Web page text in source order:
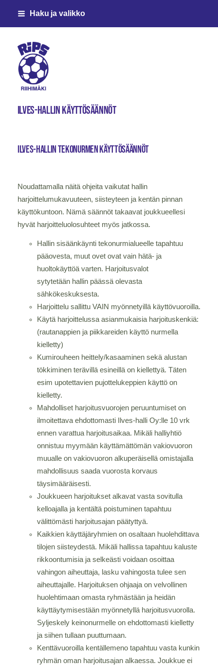
Siirry
Haku ja valikko
Riihimäen Palloseura ry
ILVES-HALLIN käyttösäännöt
ILVES-HALLIN tekonurmen käyttösäännöt
Noudattamalla näitä ohjeita vaikutat hallin
harjoittelumukavuuteen, siisteyteen ja kentän pinnan
käyttökuntoon. Nämä säännöt takaavat joukkueellesi
hyvät harjoitteluolosuhteet myös jatkossa.
Hallin sisäänkäynti tekonurmialueelle tapahtuu
pääovesta, muut ovet ovat vain hätä- ja
huoltokäyttöä varten. Harjoitusvalot
sytytetään hallin päässä olevasta
sähkökeskuksesta.
Harjoittelu sallittu VAIN myönnetyillä käyttövuoroilla.
Käytä harjoittelussa asianmukaisia harjoituskenkiä:
(rautanappien ja piikkareiden käyttö nurmella
kielletty)
Kumirouheen heittely/kasaaminen sekä alustan
tökkiminen terävillä esineillä on kiellettyä. Täten
esim upotettavien pujottelukeppien käyttö on
kielletty.
Mahdolliset harjoitusvuorojen peruuntumiset on
ilmoitettava ehdottomasti Ilves-halli Oy:lle 10 vrk
ennen varattua harjoitusaikaa. Mikäli halliyhtiö
onnistuu myymään käyttämättömän vakiovuoron
muualle on vakiovuoron alkuperäisellä omistajalla
mahdollisuus saada vuorosta korvaus
täysimääräisesti.
Joukkueen harjoitukset alkavat vasta sovitulla
kelloajalla ja kentältä poistuminen tapahtuu
välittömästi harjoitusajan päätyttyä.
Kaikkien käyttäjäryhmien on osaltaan huolehdittava
tilojen siisteydestä. Mikäli hallissa tapahtuu kaluste
rikkoontumisia ja selkeästi voidaan osoittaa
vahingon aiheuttaja, lasku vahingosta tulee sen
aiheuttajalle. Harjoituksen ohjaaja on velvollinen
huolehtimaan omasta ryhmästään ja heidän
käyttäytymisestään myönnetyllä harjoitusvuorolla.
Syljeskely keinonurmelle on ehdottomasti kielletty
ja siihen tullaan puuttumaan.
Kenttävuoroilla kentällemeno tapahtuu vasta kunkin
ryhmän oman harjoitusajan alkaessa. Joukkue ei